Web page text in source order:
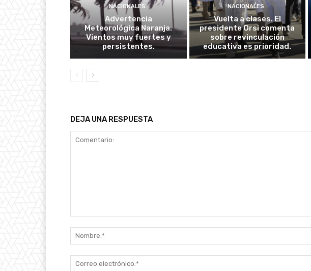
NACIONALES
Advertencia
Meteorológica Naranja.
Vientos muy fuertes y
persistentes.
NACIONALES
Vuelta a clases. El
presidente Orsi comenta
sobre revinculación
educativa es prioridad.
DEJA UNA RESPUESTA